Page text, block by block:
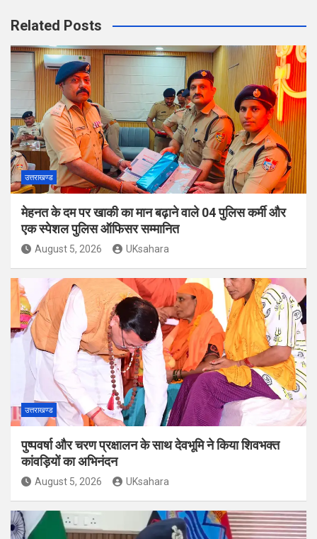
Related Posts
उत्तराखण्ड
मेहनत के दम पर खाकी का मान बढ़ाने वाले 04 पुलिस कर्मी और
एक स्पेशल पुलिस ऑफिसर सम्मानित
August 5, 2026 UKsahara
उत्तराखण्ड
पुष्पवर्षा और चरण प्रक्षालन के साथ देवभूमि ने किया शिवभक्त
कांवड़ियों का अभिनंदन
August 5, 2026 UKsahara